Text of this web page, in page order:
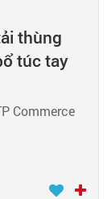
thùng
túc tay
Commerce